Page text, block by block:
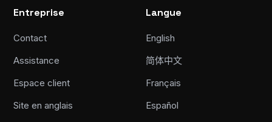
Entreprise
Contact
Assistance
Espace client
Site en anglais
Langue
English
简体中文
Français
Español